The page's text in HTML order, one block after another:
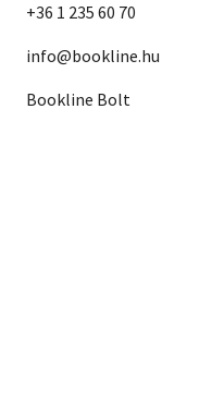
+36 1 235 60 70
info@bookline.hu
Bookline Bolt